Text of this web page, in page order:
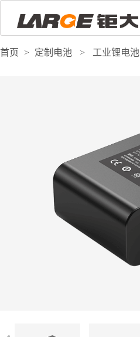
首页 > 定制电池 > 工业锂电池